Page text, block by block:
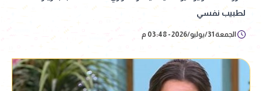
لطبيب نفسي
الجمعة 31/يوليو/2026 - 03:48 م